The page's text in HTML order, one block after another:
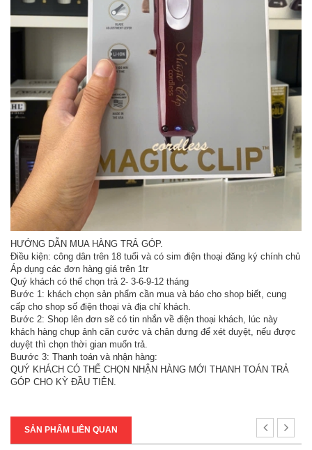
HƯỚNG DẪN MUA HÀNG TRẢ GÓP.
Điều kiện: công dân trên 18 tuổi và có sim điện thoại đăng ký chính chủ
Áp dụng các đơn hàng giá trên 1tr
Quý khách có thể chọn trả 2- 3-6-9-12 tháng
Bước 1: khách chọn sản phẩm cần mua và báo cho shop biết, cung
cấp cho shop số điện thoại và địa chỉ khách.
Bước 2: Shop lên đơn sẽ có tin nhắn về điện thoại khách, lúc này
khách hàng chụp ảnh căn cước và chân dưng để xét duyệt, nếu được
duyệt thì chọn thời gian muốn trả.
Buước 3: Thanh toán và nhận hàng:
QUÝ KHÁCH CÓ THỂ CHỌN NHẬN HÀNG MỚI THANH TOÁN TRẢ
GÓP CHO KỲ ĐẦU TIÊN.
SẢN PHẨM LIÊN QUAN